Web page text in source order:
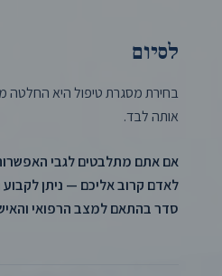
לסיום
בחירת מסגרת טיפול היא החלטה
אותה לבד.
אם אתם מתלבטים לגבי
לאדם קרוב אליכם — ניתן
סדר בהתאם למצב הרפואי